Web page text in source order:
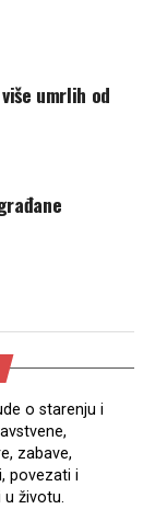
umrlih od
o starenju i
zabave,
povezati i
u životu.